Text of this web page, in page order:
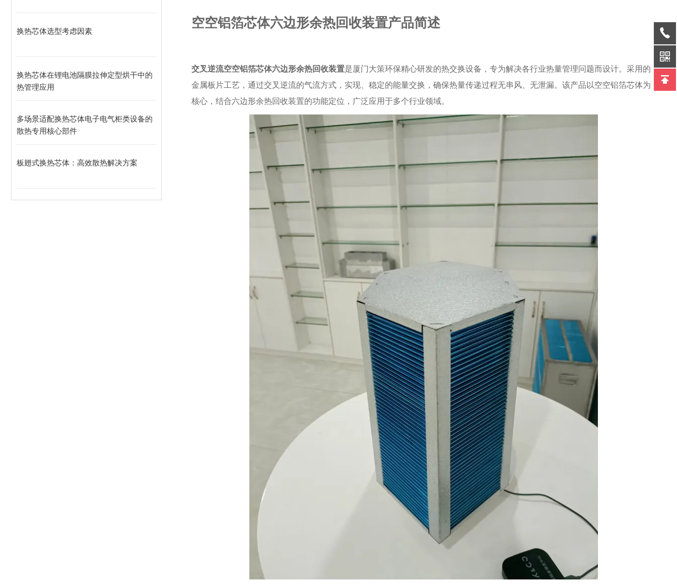
换热芯体选型考虑因素
换热芯体在锂电池隔膜拉伸定型烘干中的
热管理应用
多场景适配换热芯体电子电气柜类设备的
散热专用核心部件
板翅式换热芯体：高效散热解决方案
空空铝箔芯体六边形余热回收装置产品简述
交叉逆流空空铝箔芯体六边形余热回收装置是厦门大策环保精心研发的热交换设备，专为解决各行业热量管理问题而设计。采用的
金属板片工艺，通过交叉逆流的气流方式，实现、稳定的能量交换，确保热量传递过程无串风、无泄漏。该产品以空空铝箔芯体为
核心，结合六边形余热回收装置的功能定位，广泛应用于多个行业领域。